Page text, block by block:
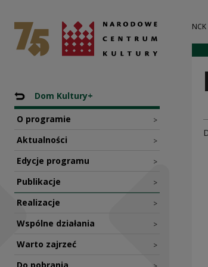
Kultura z
National Centre for Culture Poland
Nawigacja
Back to: Programy dotacyjne NCK
Dom Kultury+
O programie >
Aktualności >
Edycje programu >
Publikacje >
Realizacje >
Wspólne działania >
Warto zajrzeć >
NCK